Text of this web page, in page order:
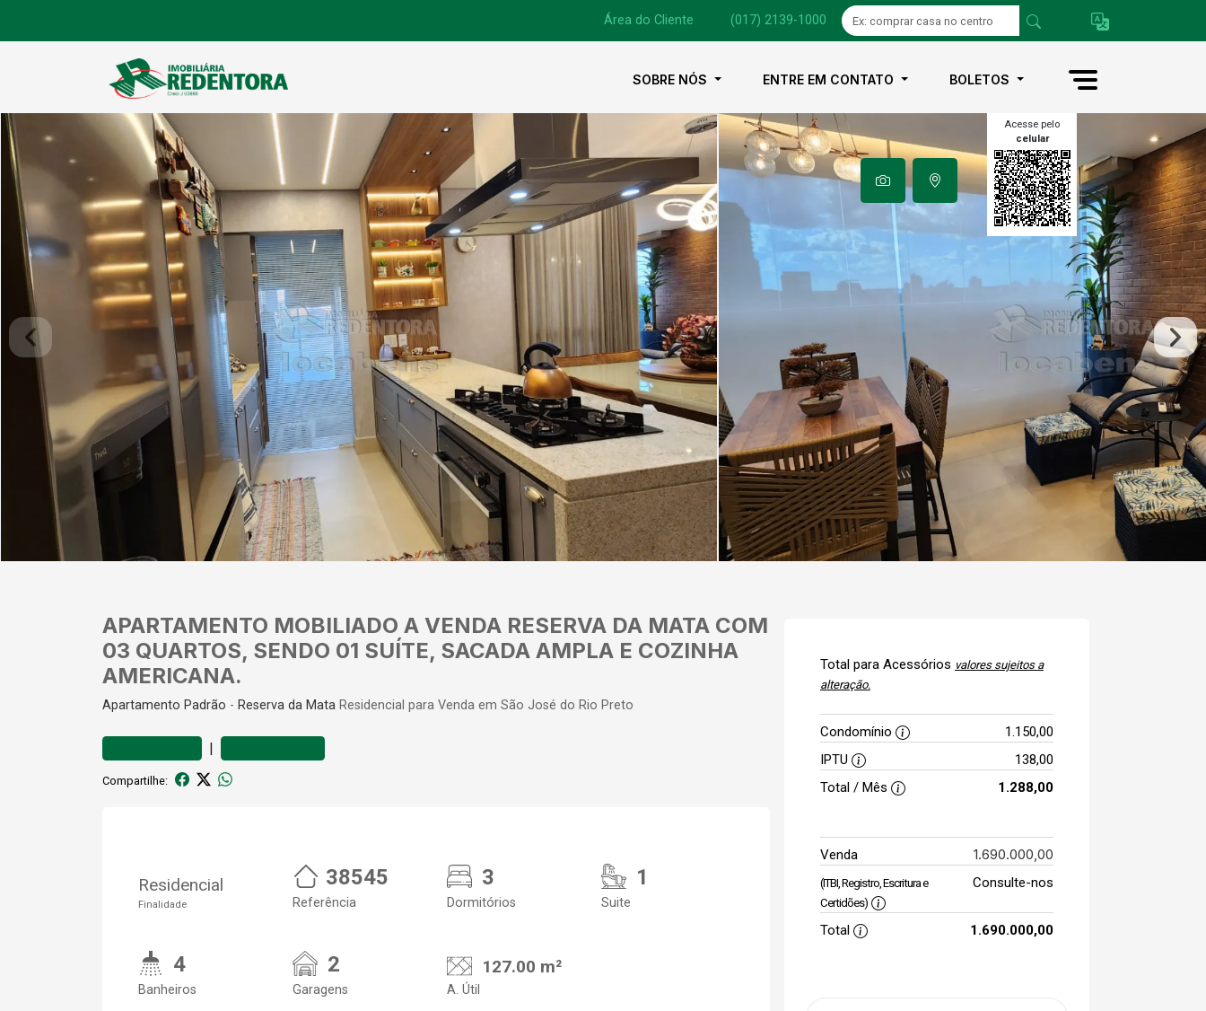
Área do Cliente (017) 2139-1000
SOBRE NÓS ENTRE EM CONTATO BOLETOS
Acesse pelo
celular
APARTAMENTO MOBILIADO A VENDA RESERVA DA MATA COM
03 QUARTOS, SENDO 01 SUÍTE, SACADA AMPLA E COZINHA
AMERICANA.
Apartamento Padrão - Reserva da Mata Residencial para Venda em São José do Rio Preto
|
Compartilhe:
Residencial
Finalidade
38545
Referência
3
Dormitórios
1
Suite
4
Banheiros
2
Garagens
127.00 m²
A. Útil
Total para Acessórios valores sujeitos a
alteração.
Condomínio
1.150,00
IPTU
138,00
Total / Mês
1.288,00
Venda 1.690.000,00
(ITBI, Registro, Escritura e
Certidões)
Consulte-nos
Total 1.690.000,00